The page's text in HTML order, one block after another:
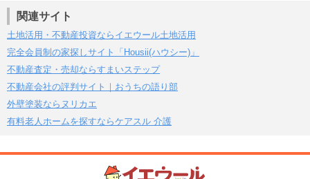
関連サイト
土地活用・不動産投資ならイエウール土地活用
完全会員制の家探しサイト「Housii(ハウシー)」
不動産査定・売却ならすまいステップ
不動産会社の評判サイト｜おうちの語り部
外壁塗装ならヌリカエ
有料老人ホームを探すならケアスル 介護